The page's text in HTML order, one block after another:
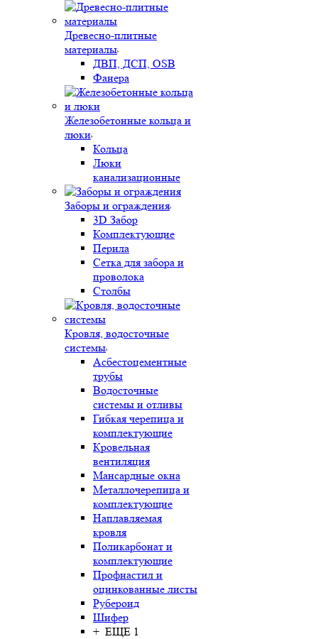
Древесно-плитные
материалы
ДВП, ДСП, OSB
Фанера
Железобетонные кольца и
люки
Кольца
Люки
канализационные
Заборы и ограждения
3D Забор
Комплектующие
Перила
Сетка для забора и
проволока
Столбы
Кровля, водосточные
системы
Асбестоцементные
трубы
Водосточные
системы и отливы
Гибкая черепица и
комплектующие
Кровельная
вентиляция
Мансардные окна
Металлочерепица и
комплектующие
Наплавляемая
кровля
Поликарбонат и
комплектующие
Профнастил и
оцинкованные листы
Рубероид
Шифер
+ ЕЩЕ 1